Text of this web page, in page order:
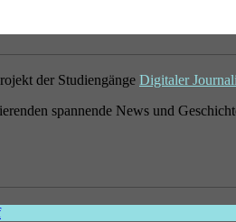
der Studiengänge Digitaler
spannende News und